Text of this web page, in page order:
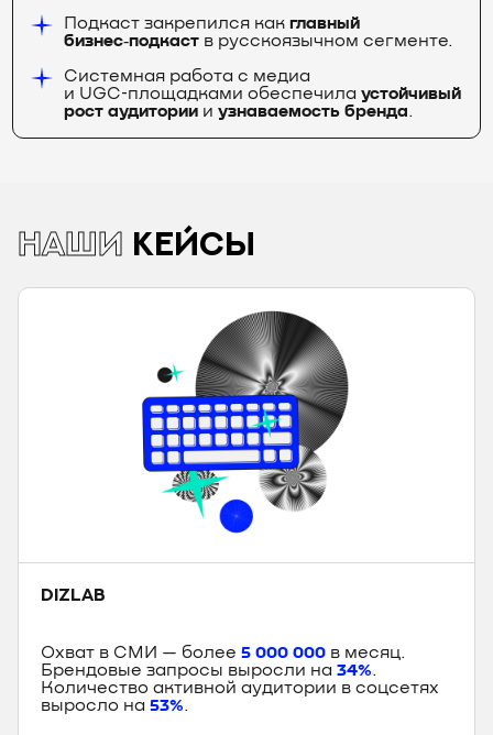
Подкаст закрепился какглавный
бизнес‑подкаст в русскоязычном сегменте.
Системная работа с медиа
и UGC‑площадками обеспечилаустойчивый
рост аудитории иузнаваемость бренда.
НАШИ КЕЙСЫ
DIZLAB
Охват в СМИ — более 5 000 000 в месяц.
Брендовые запросы выросли на 34%.
Количество активной аудитории в соцсетях
выросло на 53%.